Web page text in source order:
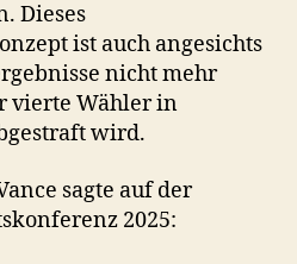
Dieses
ist auch angesichts
nicht mehr
vierte Wähler in
wird.
sagte auf der
2025: